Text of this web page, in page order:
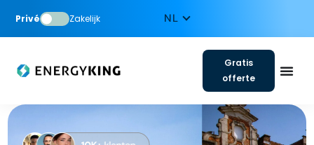
Privé Zakelijk
Gratis
offerte